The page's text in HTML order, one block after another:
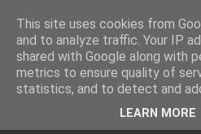
2011. április 4., hétfő
Kockás liliom, sápadt
This site uses cookies from
and to analyze traffic. Your IP
shared with Google along with
metrics to ensure quality of
statistics, and to detect and
LEARN MORE